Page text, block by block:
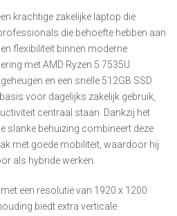
krachtige zakelijke laptop die
die behoefte hebben aan
flexibiliteit binnen moderne
met AMD Ryzen 5 7535U
en een snelle 512GB SSD
voor dagelijks zakelijk gebruik,
centraal staan. Dankzij het
slanke behuizing combineert deze
met goede mobiliteit, waardoor hij
als hybride werken.
een resolutie van 1920 x 1200
biedt extra verticale